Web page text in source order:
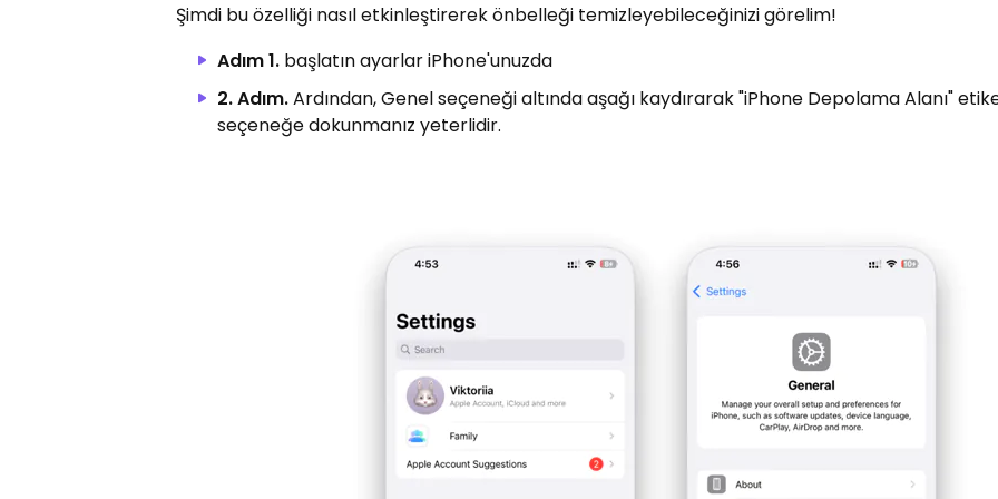
Şimdi bu özelliği nasıl etkinleştirerek önbelleği temizleyebileceğinizi görelim!
Adım 1. başlatın ayarlar iPhone'unuzda
2. Adım.Ardından, Genel seçeneği altında aşağı kaydırarak "iPhone Depolama Alanı"
seçeneğe dokunmanız yeterlidir.